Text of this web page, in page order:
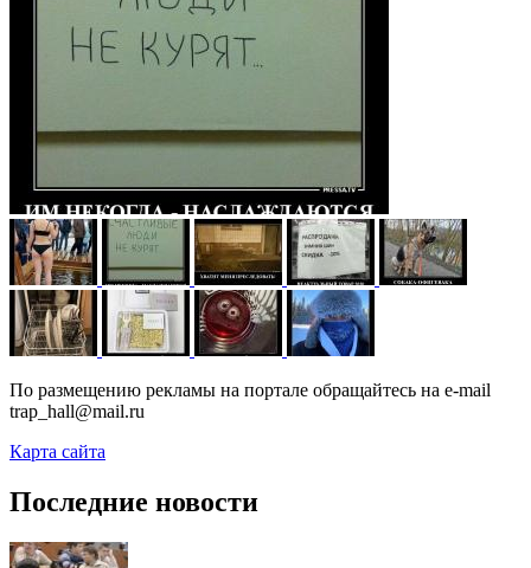
По размещению рекламы на портале обращайтесь на e-mail
trap_hall@mail.ru
Карта сайта
Последние новости